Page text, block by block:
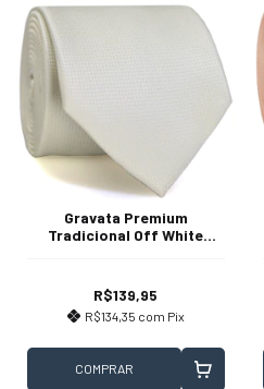
Gravata Premium
Tradicional Off White
R$139,95
R$134,35 com Pix
COMPRAR